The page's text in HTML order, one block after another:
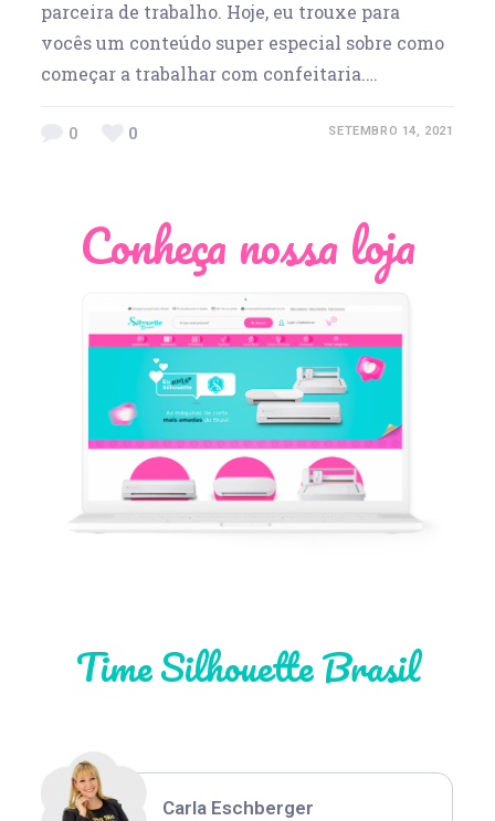
parceira de trabalho. Hoje, eu trouxe para
vocês um conteúdo super especial sobre como
começar a trabalhar com confeitaria.…
0 0 SETEMBRO 14, 2021
Conheça nossa loja
Time Silhouette Brasil
Léia Pastori
Thiara Ney
Carla Eschberger